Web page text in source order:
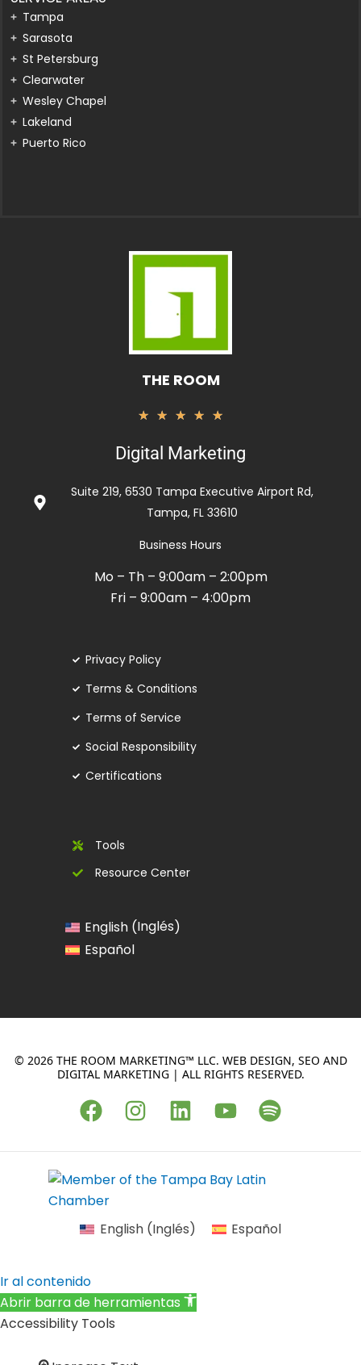
Tampa
Sarasota
St Petersburg
Clearwater
Wesley Chapel
Lakeland
Puerto Rico
THE ROOM
★ ★ ★ ★ ★
out
5
Digital Marketing
Suite 219, 6530 Tampa Executive Airport Rd,
Tampa, FL 33610
Business Hours
Mo – Th – 9:00am – 2:00pm
Fri – 9:00am – 4:00pm
Privacy Policy
Terms & Conditions
Terms of Service
Social Responsibility
Certifications
Tools
Resource Center
English (Inglés)
Español
© 2026 THE ROOM MARKETING™ LLC. WEB DESIGN, SEO AND
DIGITAL MARKETING | ALL RIGHTS RESERVED.
F
a
c
e
b
o
o
I
n
s
t
g
r
m
L
i
n
k
e
d
i
Y
u
t
u
b
e
S
p
o
f
y
English(Inglés) Español
Ir al contenido
Abrir barra de herramientas
Accessibility Tools